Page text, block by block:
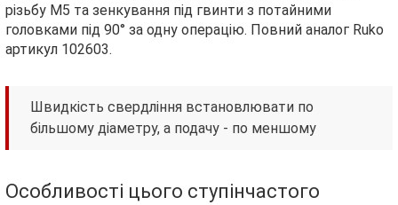
різьбу М5 та зенкування під гвинти з потайними
головками під 90° за одну операцію. Повний аналог Ruko
артикул 102603.
Швидкість свердління встановлювати по
більшому діаметру, а подачу - по меншому
Особливості цього ступінчастого